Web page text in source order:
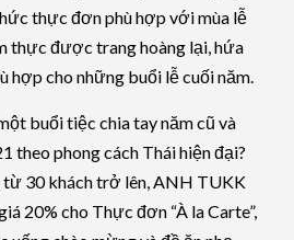
thực đơn phù hợp với mùa lễ
thực được trang hoàng lại, hứa
hợp cho những buổi lễ cuối năm.
buổi tiệc chia tay năm cũ và
theo phong cách Thái hiện đại?
từ 30 khách trở lên, ANH TUKK
20% cho Thực đơn “À la Carte”,